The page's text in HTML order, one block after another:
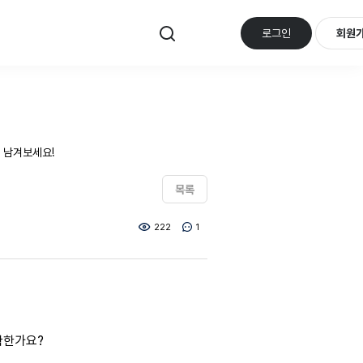
로그인 회원
겨보세요!
목록
222 1
가요?